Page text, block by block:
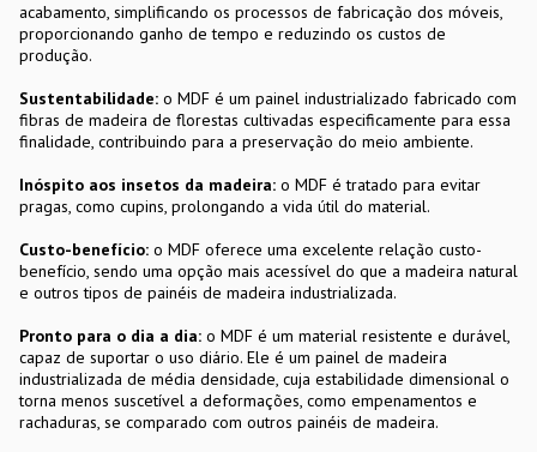
acabamento, simplificando os processos de fabricação dos móveis,
proporcionando ganho de tempo e reduzindo os custos de
produção.
Sustentabilidade: o MDF é um painel industrializado fabricado com
fibras de madeira de florestas cultivadas especificamente para essa
finalidade, contribuindo para a preservação do meio ambiente.
Inóspito aos insetos da madeira: o MDF é tratado para evitar
pragas, como cupins, prolongando a vida útil do material.
Custo-benefício: o MDF oferece uma excelente relação custo-
benefício, sendo uma opção mais acessível do que a madeira natural
e outros tipos de painéis de madeira industrializada.
Pronto para o dia a dia: o MDF é um material resistente e durável,
capaz de suportar o uso diário. Ele é um painel de madeira
industrializada de média densidade, cuja estabilidade dimensional o
torna menos suscetível a deformações, como empenamentos e
rachaduras, se comparado com outros painéis de madeira.